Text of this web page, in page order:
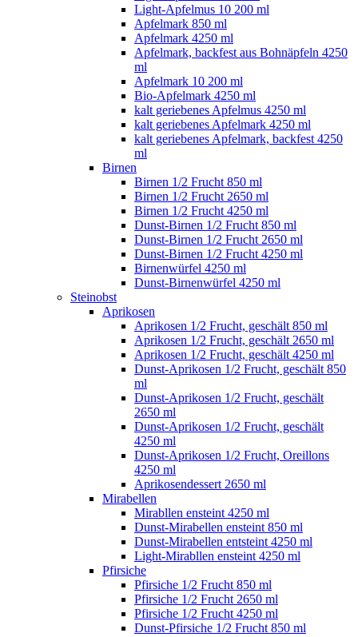
Light-Apfelmus 10 200 ml
Apfelmark 850 ml
Apfelmark 4250 ml
Apfelmark, backfest aus Bohnäpfeln 4250
ml
Apfelmark 10 200 ml
Bio-Apfelmark 4250 ml
kalt geriebenes Apfelmus 4250 ml
kalt geriebenes Apfelmark 4250 ml
kalt geriebenes Apfelmark, backfest 4250
ml
Birnen
Birnen 1/2 Frucht 850 ml
Birnen 1/2 Frucht 2650 ml
Birnen 1/2 Frucht 4250 ml
Dunst-Birnen 1/2 Frucht 850 ml
Dunst-Birnen 1/2 Frucht 2650 ml
Dunst-Birnen 1/2 Frucht 4250 ml
Birnenwürfel 4250 ml
Dunst-Birnenwürfel 4250 ml
Steinobst
Aprikosen
Aprikosen 1/2 Frucht, geschält 850 ml
Aprikosen 1/2 Frucht, geschält 2650 ml
Aprikosen 1/2 Frucht, geschält 4250 ml
Dunst-Aprikosen 1/2 Frucht, geschält 850
ml
Dunst-Aprikosen 1/2 Frucht, geschält
2650 ml
Dunst-Aprikosen 1/2 Frucht, geschält
4250 ml
Dunst-Aprikosen 1/2 Frucht, Oreillons
4250 ml
Aprikosendessert 2650 ml
Mirabellen
Mirabllen ensteint 4250 ml
Dunst-Mirabellen ensteint 850 ml
Dunst-Mirabellen entsteint 4250 ml
Light-Mirabllen ensteint 4250 ml
Pfirsiche
Pfirsiche 1/2 Frucht 850 ml
Pfirsiche 1/2 Frucht 2650 ml
Pfirsiche 1/2 Frucht 4250 ml
Dunst-Pfirsiche 1/2 Frucht 850 ml